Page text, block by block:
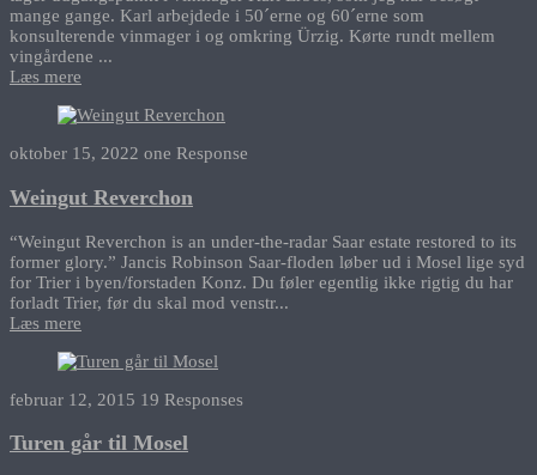
mange gange. Karl arbejdede i 50´erne og 60´erne som
konsulterende vinmager i og omkring Ürzig. Kørte rundt mellem
vingårdene ...
Læs mere
oktober 15, 2022 one Response
Weingut Reverchon
“Weingut Reverchon is an under-the-radar Saar estate restored to its
former glory.” Jancis Robinson Saar-floden løber ud i Mosel lige syd
for Trier i byen/forstaden Konz. Du føler egentlig ikke rigtig du har
forladt Trier, før du skal mod venstr...
Læs mere
februar 12, 2015 19 Responses
Turen går til Mosel